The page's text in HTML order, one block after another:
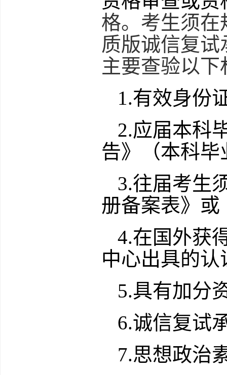
格。考生须
质版诚信复
主要查验以下
1.有效身份
2.应届本科
告》（本科
3.往届考生
册备案表》
4.在国外获
中心出具的认
5.具有加分
6.诚信复试
7.思想政治